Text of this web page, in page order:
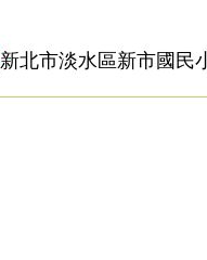
新北市淡水區新市國民